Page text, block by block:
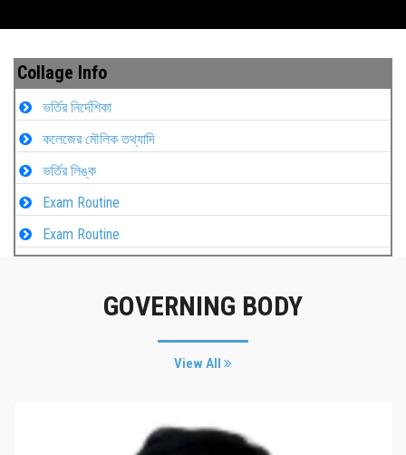
Collage Info
ভর্তির নির্দেশিকা
কলেজের মৌলিক তথ্যাদি
ভর্তির লিঙ্ক
Exam Routine
Exam Routine
GOVERNING BODY
View All